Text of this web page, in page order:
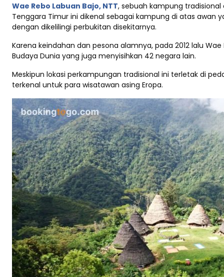
Wae Rebo Labuan Bajo, NTT, sebuah kampung tradisional
Tenggara Timur ini dikenal sebagai kampung di atas awan
dengan dikelilingi perbukitan disekitarnya.
Karena keindahan dan pesona alamnya, pada 2012 lalu
Budaya Dunia yang juga menyisihkan 42 negara lain.
Meskipun lokasi perkampungan tradisional ini terletak di
terkenal untuk para wisatawan asing Eropa.